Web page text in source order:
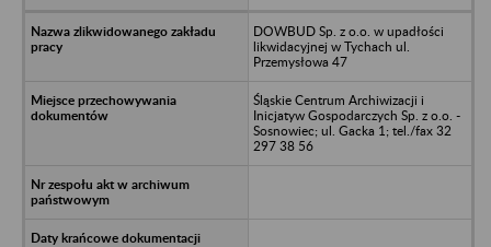
DOWBUD Sp. z o.o. w upadłości
likwidacyjnej w Tychach ul.
Przemysłowa 47
Śląskie Centrum Archiwizacji i
Inicjatyw Gospodarczych Sp. z o.o. -
Sosnowiec; ul. Gacka 1; tel./fax 32
297 38 56